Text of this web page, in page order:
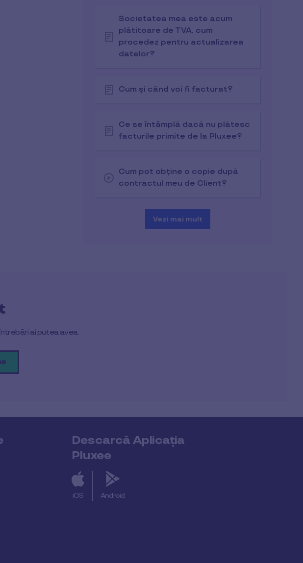
Societatea mea este acum
plătitoare de TVA, cum
procedez pentru actualizarea
datelor?
Cum și când voi fi facturat?
Ce se întâmplă dacă nu plătesc
facturile primite de la Pluxee?
Cum pot obține o copie după
contractul meu de Client?
Vezi mai mult
ai putea avea.
Descarcă Aplicația
Pluxee
iOS Android